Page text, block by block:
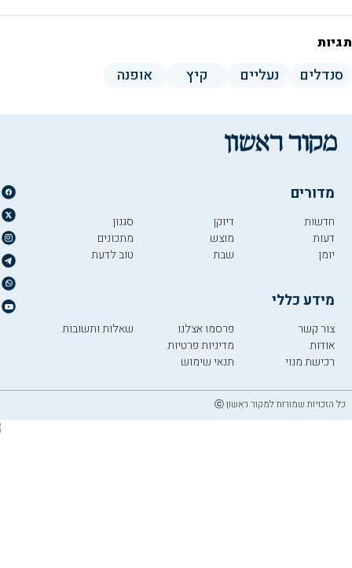
תגיות
סנדלים נעליים קיץ אופנה
מדורים
חדשות
דעות
יומן
דיוקן
מוצש
שבת
סגנון
מתכונים
טוב לדעת
מידע כללי
צור קשר
אודות
רכישת מנוי
פרסמו אצלנו
מדיניות פרטיות
תנאי שימוש
שאלות ותשובות
כל הזכויות שמורות למקור ראשון ⓒ